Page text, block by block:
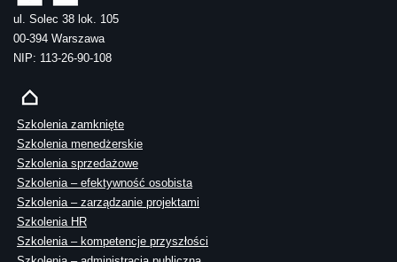
ul. Solec 38 lok. 105
00-394 Warszawa
NIP: 113-26-90-108
Szkolenia zamknięte
Szkolenia menedżerskie
Szkolenia sprzedażowe
Szkolenia – efektywność osobista
Szkolenia – zarządzanie projektami
Szkolenia HR
Szkolenia – kompetencje przyszłości